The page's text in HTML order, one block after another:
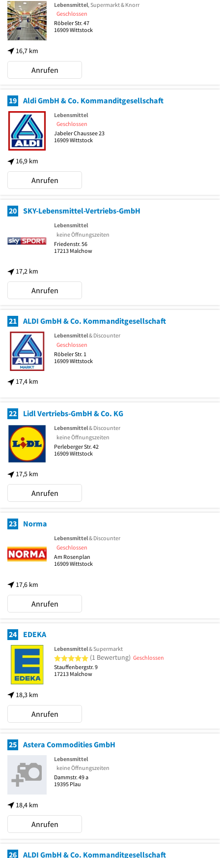
16,7 km
Lebensmittel, Supermarkt & Knorr
Geschlossen
Röbeler Str. 47
16909Wittstock
Anrufen
19 Aldi GmbH & Co. Kommanditgesellschaft
16,9 km
Lebensmittel
Geschlossen
Jabeler Chaussee 23
16909Wittstock
Anrufen
20 SKY-Lebensmittel-Vertriebs-GmbH
17,2 km
Lebensmittel
keine Öffnungszeiten
Friedenstr. 56
17213 Malchow
Anrufen
21 ALDI GmbH & Co. Kommanditgesellschaft
17,4 km
Lebensmittel& Discounter
Geschlossen
Röbeler Str. 1
16909Wittstock
22 Lidl Vertriebs-GmbH & Co. KG
17,5 km
Lebensmittel& Discounter
keine Öffnungszeiten
Perleberger Str. 42
16909Wittstock
Anrufen
23 Norma
17,6 km
Lebensmittel& Discounter
Geschlossen
Am Rosenplan
16909Wittstock
Anrufen
24 EDEKA
18,3 km
Lebensmittel& Supermarkt
5 von 5 Sternen
(1 Bewertung) Geschlossen
Stauffenbergstr. 9
17213 Malchow
Anrufen
25 Astera Commodities GmbH
18,4 km
Lebensmittel
keine Öffnungszeiten
Dammstr. 49 a
19395 Plau
Anrufen
26 ALDI GmbH & Co. Kommanditgesellschaft